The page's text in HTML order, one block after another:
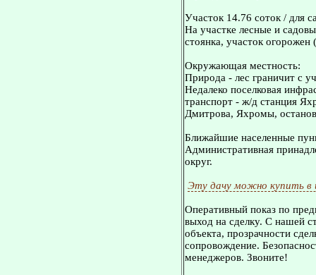
Участок 14.76 соток / для
На участке лесные и
стоянка, участок огорожен
Окружающая местность:
Природа - лес граничит с
Недалеко поселковая
транспорт - ж/д станция
Дмитрова, Яхромы,
Ближайшие населенные
Административная
округ.
Эту дачу можно купить в
Оперативный показ по
выход на сделку. С нашей
объекта, прозрачности
сопровождение.
менеджеров. Звоните!